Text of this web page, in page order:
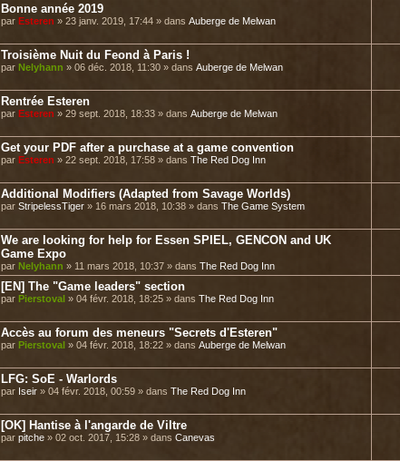
Bonne année 2019
par Esteren » 23 janv. 2019, 17:44 » dans Auberge de Melwan
Troisième Nuit du Feond à Paris !
par Nelyhann » 06 déc. 2018, 11:30 » dans Auberge de Melwan
Rentrée Esteren
par Esteren » 29 sept. 2018, 18:33 » dans Auberge de Melwan
Get your PDF after a purchase at a game convention
par Esteren » 22 sept. 2018, 17:58 » dans The Red Dog Inn
Additional Modifiers (Adapted from Savage Worlds)
par StripelessTiger » 16 mars 2018, 10:38 » dans The Game System
We are looking for help for Essen SPIEL, GENCON and UK
Game Expo
par Nelyhann » 11 mars 2018, 10:37 » dans The Red Dog Inn
[EN] The "Game leaders" section
par Pierstoval » 04 févr. 2018, 18:25 » dans The Red Dog Inn
Accès au forum des meneurs "Secrets d'Esteren"
par Pierstoval » 04 févr. 2018, 18:22 » dans Auberge de Melwan
LFG: SoE - Warlords
par Iseir » 04 févr. 2018, 00:59 » dans The Red Dog Inn
[OK] Hantise à l'angarde de Viltre
par pitche » 02 oct. 2017, 15:28 » dans Canevas